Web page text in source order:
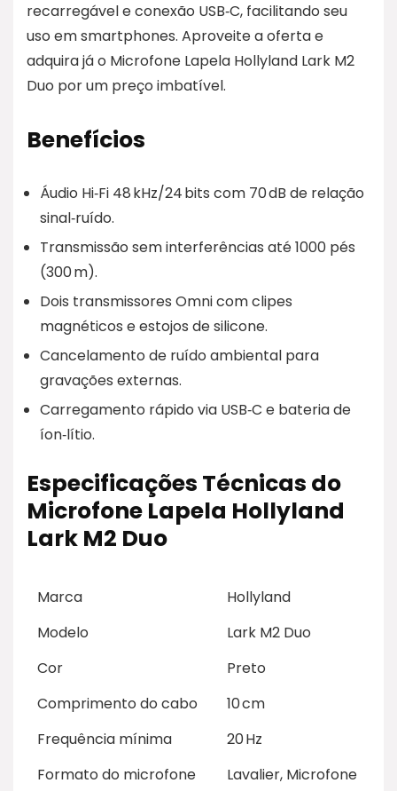
recarregável e conexão USB‑C, facilitando seu
uso em smartphones. Aproveite a oferta e
adquira já o Microfone Lapela Hollyland Lark M2
Duo por um preço imbatível.
Benefícios
Áudio Hi‑Fi 48 kHz/24 bits com 70 dB de relação
sinal‑ruído.
Transmissão sem interferências até 1000 pés
(300 m).
Dois transmissores Omni com clipes
magnéticos e estojos de silicone.
Cancelamento de ruído ambiental para
gravações externas.
Carregamento rápido via USB‑C e bateria de
íon‑lítio.
Especificações Técnicas do
Microfone Lapela Hollyland
Lark M2 Duo
Marca
Hollyland
Modelo
Lark M2 Duo
Cor
Preto
Comprimento do cabo
10 cm
Frequência mínima
20 Hz
Formato do microfone
Lavalier, Microfone